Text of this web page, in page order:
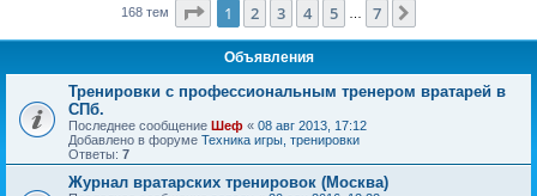
168 тем Страница из
1 2 3 4 5 7
Объявления
Тренировки с профессиональным тренером вратарей в
СПб.
Последнее сообщение Шеф « 08 авг 2013, 17:12
Добавлено в форуме Техника игры, тренировки
Ответы: 7
Журнал вратарских тренировок (Москва)